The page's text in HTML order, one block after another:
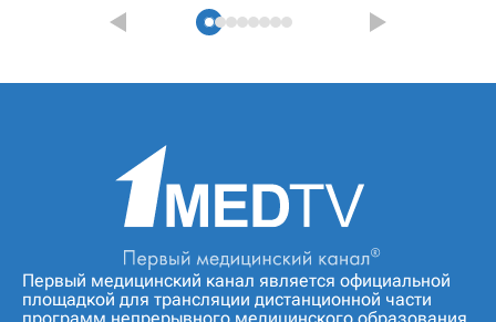
Первый медицинский канал является официальной
площадкой для трансляции дистанционной части
программ непрерывного медицинского образования